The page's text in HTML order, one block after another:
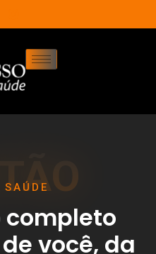
SAÚDE
completo
você, da